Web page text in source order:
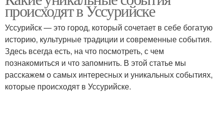
происходят в Уссурийске
Уссурийск — это город, который сочетает в себе богатую
историю, культурные традиции и современные события.
Здесь всегда есть, на что посмотреть, с чем
познакомиться и что запомнить. В этой статье мы
расскажем о самых интересных и уникальных событиях,
которые происходят в Уссурийске.